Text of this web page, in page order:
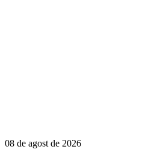
08 de agost de 2026